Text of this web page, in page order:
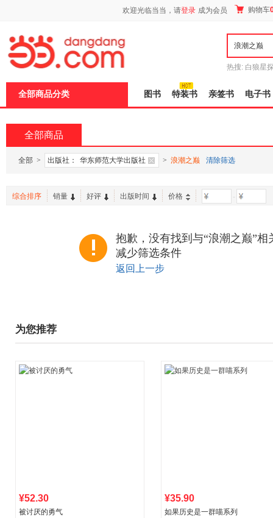
欢迎光临当当，请登录 成为会员 购物车
热搜: 白狼星
全部商品分类 图书 特装书 亲签书 电子书
全部商品
全部 > 出版社： 华东师范大学出版社 > 浪潮之巅 清除筛选
综合排序 销量 好评 出版时间 价格 -
抱歉，没有找到与“浪潮之巅”
减少筛选条件
返回上一步
为您推荐
¥52.30
被讨厌的勇气
¥35.90
如果历史是一群喵系列
页
加